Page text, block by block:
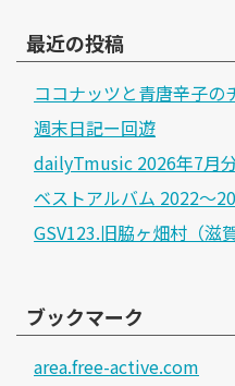
最近の投稿
ココナッツと青唐辛子の
週末日記ー回遊
dailyTmusic 2026年7月
ベストアルバム 2022～
GSV123.旧脇ヶ畑村（滋
ブックマーク
area.free-active.com